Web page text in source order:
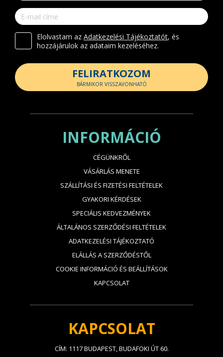
Elolvastam az Adatkezelési Tájékoztatót, és
hozzájárulok az adataim kezeléséhez.
FELIRATKOZOM
BÁRMIKOR VISSZAVONHATÓ
INFORMÁCIÓ
CÉGÜNKRŐL
VÁSÁRLÁS MENETE
SZÁLLÍTÁSI ÉS FIZETÉSI FELTÉTELEK
GYAKORI KÉRDÉSEK
SPECIÁLIS KEDVEZMÉNYEK
ÁLTALÁNOS SZERZŐDÉSI FELTÉTELEK
ADATKEZELÉSI TÁJÉKOZTATÓ
ELÁLLÁS A SZERZŐDÉSTŐL
COOKIE INFORMÁCIÓ ÉS BEÁLLÍTÁSOK
KAPCSOLAT
KAPCSOLAT
CÍM: 1117 BUDAPEST, BUDAFOKI ÚT 60.